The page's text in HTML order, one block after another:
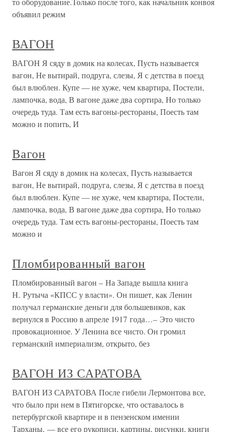
объявил режим
ВАГОН
ВАГОН Я сяду в домик на колесах, Пусть называется
вагон, Не вытирай, подруга, слезы, Я с детства в поезд
был влюблен. Купе — не хуже, чем квартира, Постели,
лампочка, вода, В вагоне даже два сортира, Но только
очередь туда. Там есть вагоны-рестораны, Поесть там
можно и попить, И
Вагон
Вагон Я сяду в домик на колесах, Пусть называется
вагон, Не вытирай, подруга, слезы, Я с детства в поезд
был влюблен. Купе — не хуже, чем квартира, Постели,
лампочка, вода, В вагоне даже два сортира, Но только
очередь туда. Там есть вагоны-рестораны, Поесть там
можно и
Пломбированный вагон
Пломбированный вагон – На Западе вышла книга
Н. Рутыча «КПСС у власти». Он пишет, как Ленин
получал германские деньги для большевиков, как
вернулся в Россию в апреле 1917 года…– Это чисто
провокационное. У Ленина все чисто. Он громил
германский империализм, открыто, без
ВАГОН ИЗ САРАТОВА
ВАГОН ИЗ САРАТОВА После гибели Лермонтова все,
что было при нем в Пятигорске, что оставалось в
петербургской квартире и в пензенском имении
Тарханы, — все его рукописи, картины, рисунки, книги